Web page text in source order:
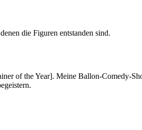
die Figuren entstanden sind.
of the Year]. Meine Ballon-Comedy-